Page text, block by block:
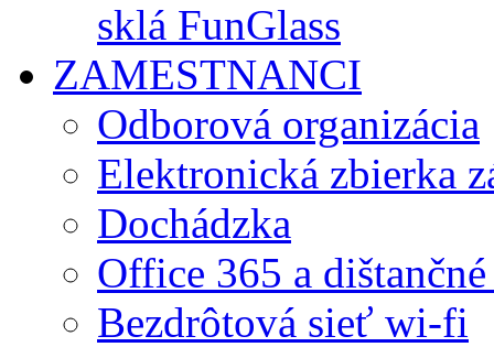
sklá FunGlass
ZAMESTNANCI
Odborová organizácia
Elektronická zbierka
Dochádzka
Office 365 a
Bezdrôtová sieť wi-fi